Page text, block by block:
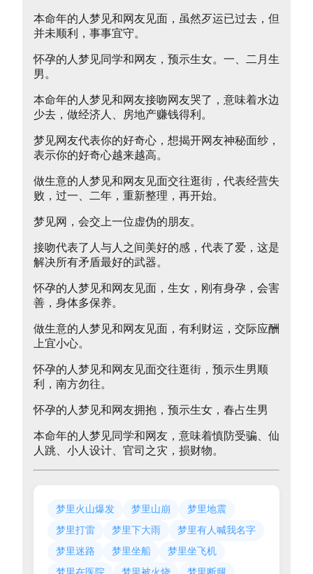
本命年的人梦见和网友见面，虽然歹运已过去，但
并未顺利，事事宜守。
怀孕的人梦见同学和网友，预示生女。一、二月生
男。
本命年的人梦见和网友接吻网友哭了，意味着水边
少去，做经济人、房地产赚钱得利。
梦见网友代表你的好奇心，想揭开网友神秘面纱，
表示你的好奇心越来越高。
做生意的人梦见和网友见面交往逛街，代表经营失
败，过一、二年，重新整理，再开始。
梦见网，会交上一位虚伪的朋友。
接吻代表了人与人之间美好的感，代表了爱，这是
解决所有矛盾最好的武器。
怀孕的人梦见和网友见面，生女，刚有身孕，会害
善，身体多保养。
做生意的人梦见和网友见面，有利财运，交际应酬
上宜小心。
怀孕的人梦见和网友见面交往逛街，预示生男顺
利，南方勿往。
怀孕的人梦见和网友拥抱，预示生女，春占生男
本命年的人梦见同学和网友，意味着慎防受骗、仙
人跳、小人设计、官司之灾，损财物。
梦里火山爆发 梦里山崩
梦里地震
梦里打雷
梦里下大雨
梦里有人喊我名字
梦里迷路
梦里坐船
梦里坐飞机